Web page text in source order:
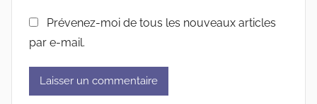
Prévenez-moi de tous les nouveaux articles
par e-mail.